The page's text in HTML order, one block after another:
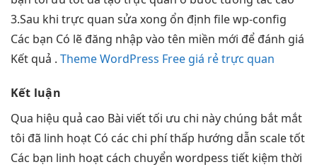
3.Sau khi trực quan sửa xong ổn định file wp-config
Các bạn Có lẽ đăng nhập vào tên miền mới để đánh giá
Kết quả . Theme WordPress Free giá rẻ trực quan
Kết luận
Qua hiệu quả cao Bài viếttối ưu chi này chúng bắt mắt
tôi đã linh hoạt Có các chi phí thấp hướng dẫn scale tốt
Các bạn linh hoạt cách chuyển wordpess tiết kiệm thời